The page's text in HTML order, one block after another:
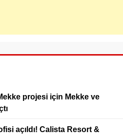
projesi için Mekke ve
açıldı! Calista Resort &